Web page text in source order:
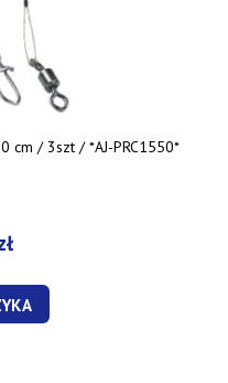
cm / 3szt / *AJ-PRC1550*